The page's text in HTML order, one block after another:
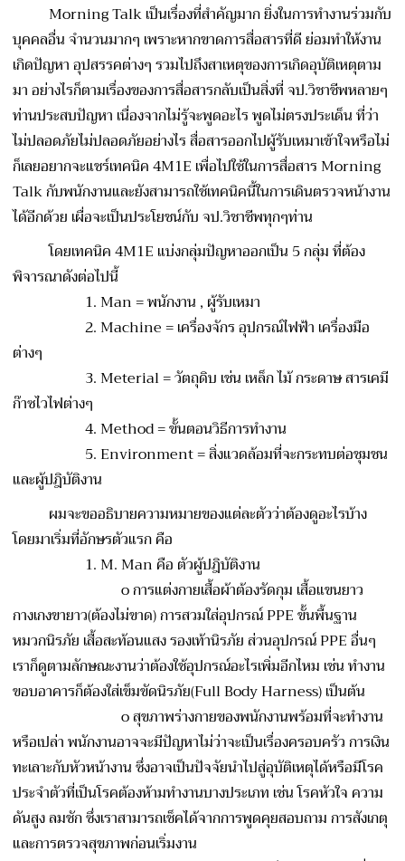
Morning Talk เป็นเรื่องที่สำคัญมาก ยิ่งในการทำงานร่วมกับ
บุคคลอื่น จำนวนมากๆ เพราะหากขาดการสื่อสารที่ดี ย่อมทำให้งาน
เกิดปัญหา อุปสรรคต่างๆ รวมไปถึงสาเหตุของการเกิดอุบัติเหตุตาม
มา อย่างไรก็ตามเรื่องของการสื่อสารกลับเป็นสิ่งที่ จป.วิชาชีพหลายๆ
ท่านประสบปัญหา เนื่องจากไม่รู้จะพูดอะไร พูดไม่ตรงประเด็น ที่ว่า
ไม่ปลอดภัยไม่ปลอดภัยอย่างไร สื่อสารออกไปผู้รับเหมาเข้าใจหรือไม่
ก็เลยอยากจะแชร์เทคนิค 4M1E เพื่อไปใช้ในการสื่อสาร Morning
Talk กับพนักงานและยังสามารถใช้เทคนิคนี้ในการเดินตรวจหน้างาน
ได้อีกด้วย เผื่อจะเป็นประโยชน์กับ จป.วิชาชีพทุกๆท่าน
โดยเทคนิค 4M1E แบ่งกลุ่มปัญหาออกเป็น 5 กลุ่ม ที่ต้อง
พิจารณาดังต่อไปนี้
1.Man = พนักงาน , ผู้รับเหมา
2.Machine = เครื่องจักร อุปกรณ์ไฟฟ้า เครื่องมือ
ต่างๆ
3. Meterial = วัตถุดิบ เช่น เหล็ก ไม้ กระดาษ สารเคมี
ก๊าซไวไฟต่างๆ
4. Method = ขั้นตอนวิธีการทำงาน
5. Environment = สิ่งแวดล้อมที่จะกระทบต่อชุมชน
และผู้ปฎิบัติงาน
ผมจะขออธิบายความหมายของแต่ละตัวว่าต้องดูอะไรบ้าง
โดยมาเริ่มที่อักษรตัวแรก คือ
1. M. Man คือ ตัวผู้ปฎิบัติงาน
oการแต่งกายเสื้อผ้าต้องรัดกุม เสื้อแขนยาว
กางเกงขายาว(ต้องไม่ขาด) การสวมใส่อุปกรณ์ PPE ขั้นพื้นฐาน
หมวกนิรภัย เสื้อสะท้อนแสง รองเท้านิรภัย ส่วนอุปกรณ์ PPE อื่นๆ
เราก็ดูตามลักษณะงานว่าต้องใช้อุปกรณ์อะไรเพิ่มอีกไหม เช่น ทำงาน
ขอบอาคารก็ต้องใส่เข็มขัดนิรภัย(Full Body Harness) เป็นต้น
oสุขภาพร่างกายของพนักงานพร้อมที่จะทำงาน
หรือเปล่า พนักงานอาจจะมีปัญหาไม่ว่าจะเป็นเรื่องครอบครัว การเงิน
ทะเลาะกับหัวหน้างาน ซึ่งอาจเป็นปัจจัยนำไปสู่อุบัติเหตุได้หรือมีโรค
ประจำตัวที่เป็นโรคต้องห้ามทำงานบางประเภท เช่น โรคหัวใจ ความ
ดันสูง ลมชัก ซึ่งเราสามารถเช็คได้จากการพูดคุยสอบถาม การสังเกตุ
และการตรวจสุขภาพก่อนเริ่มงาน